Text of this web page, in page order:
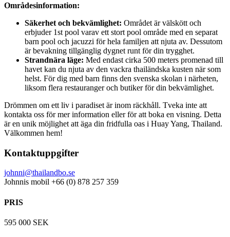
Områdesinformation:
Säkerhet och bekvämlighet: Området är välskött och
erbjuder 1st pool varav ett stort pool område med en separat
barn pool och jacuzzi för hela familjen att njuta av. Dessutom
är bevakning tillgänglig dygnet runt för din trygghet.
Strandnära läge: Med endast cirka 500 meters promenad till
havet kan du njuta av den vackra thailändska kusten när som
helst. För dig med barn finns den svenska skolan i närheten,
liksom flera restauranger och butiker för din bekvämlighet.
Drömmen om ett liv i paradiset är inom räckhåll. Tveka inte att
kontakta oss för mer information eller för att boka en visning. Detta
är en unik möjlighet att äga din fridfulla oas i Huay Yang, Thailand.
Välkommen hem!
Kontaktuppgifter
johnni@thailandbo.se
Johnnis mobil +66 (0) 878 257 359
PRIS
595 000 SEK